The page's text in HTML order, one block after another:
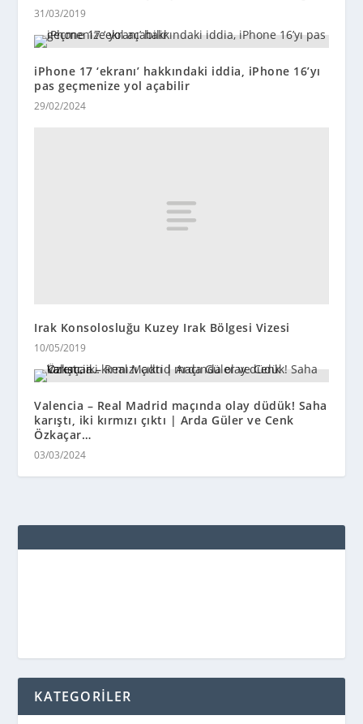
31/03/2019
iPhone 17 ‘ekranı’ hakkındaki iddia, iPhone 16’yı
pas geçmenize yol açabilir
29/02/2024
Irak Konsolosluğu Kuzey Irak Bölgesi Vizesi
10/05/2019
Valencia – Real Madrid maçında olay düdük! Saha
karıştı, iki kırmızı çıktı | Arda Güler ve Cenk
Özkaçar…
03/03/2024
KATEGORİLER